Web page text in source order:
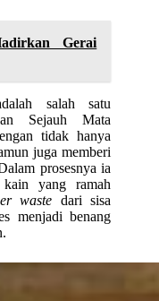
Gerai
salah satu
Sejauh Mata
tidak hanya
juga memberi
prosesnya ia
yang ramah
waste dari sisa
menjadi benang